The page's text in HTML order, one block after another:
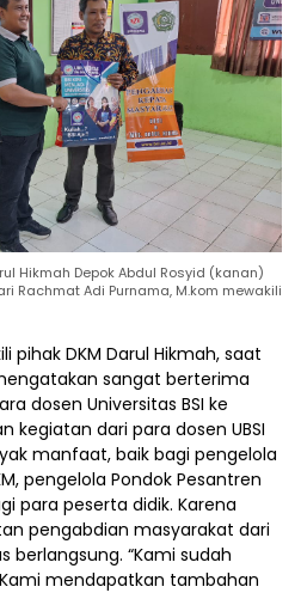
Hikmah Depok Abdul Rosyid (kanan)
Rachmat Adi Purnama, M.kom mewakili
pihak DKM Darul Hikmah, saat
sangat berterima
dosen Universitas BSI ke
kegiatan dari para dosen UBSI
manfaat, baik bagi pengelola
pengelola Pondok Pesantren
para peserta didik. Karena
pengabdian masyarakat dari
berlangsung. “Kami sudah
mendapatkan tambahan